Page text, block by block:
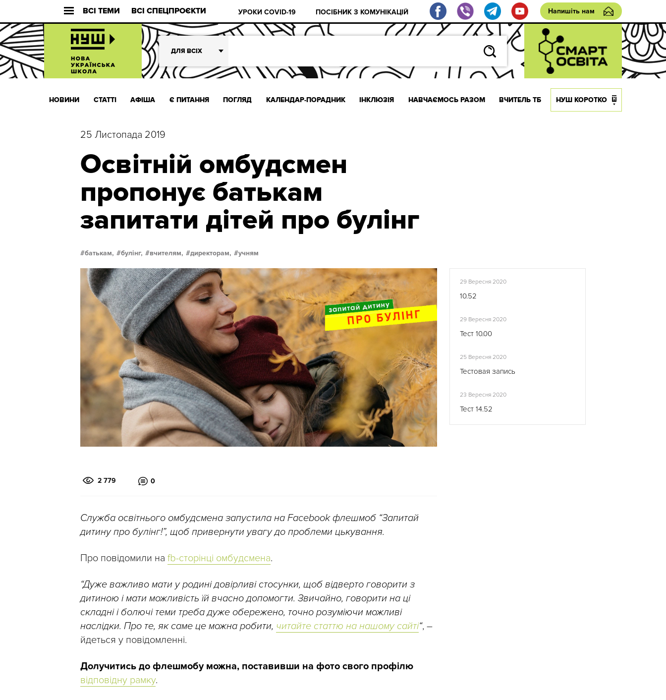
ВСІ ТЕМИ ВСІ СПЕЦПРОЄКТИ УРОКИ COVID-19 ПОСІБНИК З КОМУНІКАЦІЙ Напишіть нам
ДЛЯ ВСІХ
НОВИНИ СТАТТІ АФІША Є ПИТАННЯ ПОГЛЯД КАЛЕНДАР-ПОРАДНИК ІНКЛЮЗІЯ НАВЧАЄМОСЬ РАЗОМ ВЧИТЕЛЬ ТБ НУШ КОРОТКО
25 Листопада 2019
Освітній омбудсмен
пропонує батькам
запитати дітей про булінг
батькам, булінг, вчителям, директорам, учням
2 779 0
Служба освітнього омбудсмена запустила на Facebook флешмоб “Запитай
дитину про булінг!”, щоб привернути увагу до проблеми цькування.
Про повідомили на fb-сторінці омбудсмена.
“Дуже важливо мати у родині довірливі стосунки, щоб відверто говорити з
дитиною і мати можливість їй вчасно допомогти. Звичайно, говорити на ці
складні і болючі теми треба дуже обережено, точно розуміючи можливі
наслідки. Про те, як саме це можна робити, читайте статтю на нашому сайті“, –
йдеться у повідомленні.
Долучитись до флешмобу можна, поставивши на фото свого профілю
відповідну рамку.
29 Вересня 2020
10.52
29 Вересня 2020
Тест 10.00
25 Вересня 2020
Тестовая запись
23 Вересня 2020
Тест 14.52